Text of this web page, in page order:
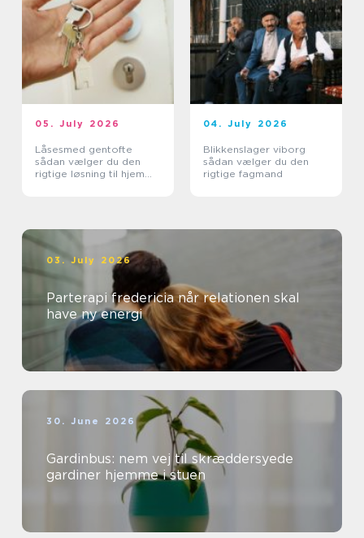
05. July 2026
Låsesmed gentofte
sådan vælger du den
rigtige løsning til hjem
04. July 2026
Blikkenslager viborg
sådan vælger du den
rigtige fagmand
03. July 2026
Parterapi fredericia når relationen skal
have ny energi
30. June 2026
Gardinbus: nem vej til skræddersyede
gardiner hjemme i stuen